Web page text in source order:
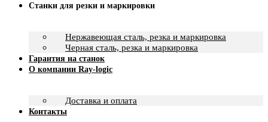
Станки для резки и маркировки
Нержавеющая сталь, резка и маркировка
Черная сталь, резка и маркировка
Гарантия на станок
О компании Ray-logic
Доставка и оплата
Контакты